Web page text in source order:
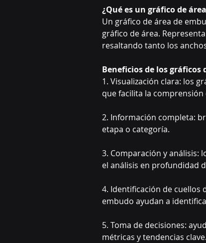
¿Qué es un gráfico de
Un gráfico de área de
gráfico de área.
resaltando tanto los
Beneficios de los gráficos
1. Visualización clara: los
que facilita la
2. Información completa:
etapa o categoría.
3. Comparación y análisis:
el análisis en profundidad
4. Identificación de cuellos
embudo ayudan a
5. Toma de decisiones:
métricas y tendencias clave.